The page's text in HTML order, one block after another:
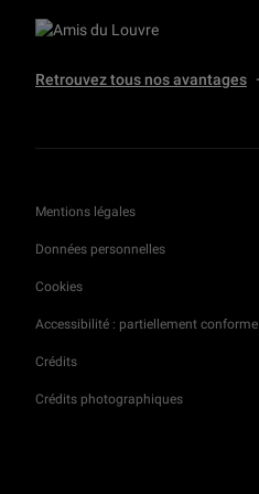
Retrouvez tous nos avantages
Mentions légales
Données personnelles
Cookies
Accessibilité : partiellement conforme
Crédits
Crédits photographiques